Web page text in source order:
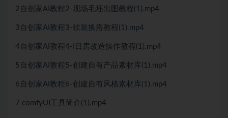
2自创家AI教程2-现场毛坯出图教程(1).mp4
3自创家AI教程3-软装换搭教程(1).mp4
4自创家AI教程4-I日房改造操作教程(1).mp4
5自创家AI教程5-创建自有产品素材库(1).mp4
6自创家AI教程6-创建自有风格素材库(1).mp4
7 comfyUI工具简介(1).mp4